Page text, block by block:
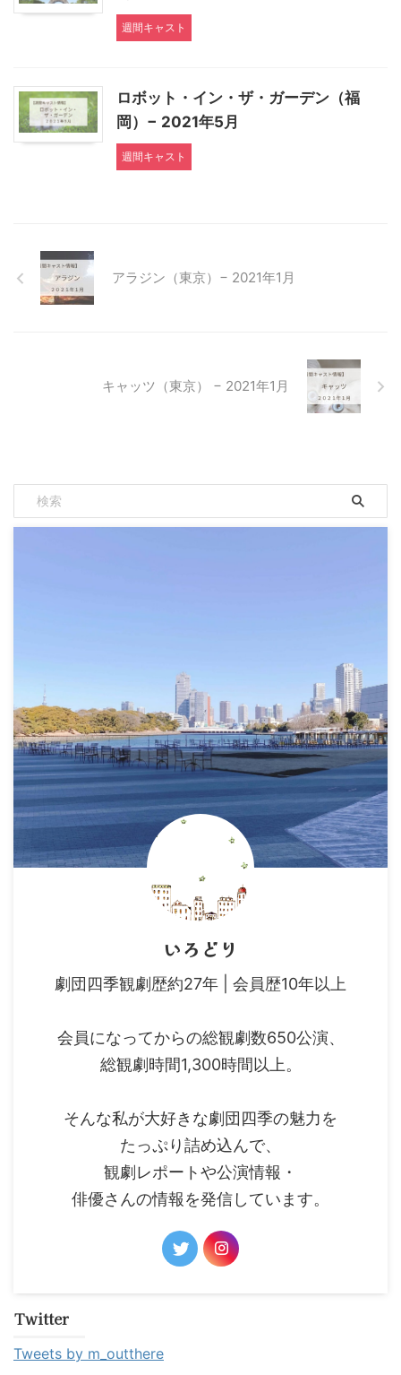
週間キャスト
ロボット・イン・ザ・ガーデン（福
岡）− 2021年5月
週間キャスト
アラジン（東京）− 2021年1月
キャッツ（東京） − 2021年1月
いろどり
劇団四季観劇歴約27年 | 会員歴10年以上
会員になってからの総観劇数650公演、
総観劇時間1,300時間以上。
そんな私が大好きな劇団四季の魅力を
たっぷり詰め込んで、
観劇レポートや公演情報・
俳優さんの情報を発信しています。
Twitter
Tweets by m_outthere